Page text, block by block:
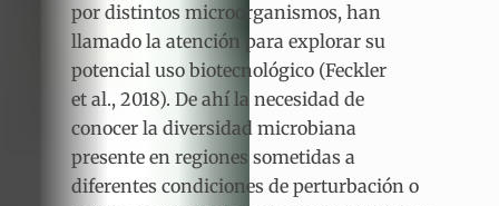
por distintos microorganismos, han
llamado la atención para explorar su
potencial uso biotecnológico (Feckler
et al., 2018). De ahí la necesidad de
conocer la diversidad microbiana
presente en regiones sometidas a
diferentes condiciones de perturbación o